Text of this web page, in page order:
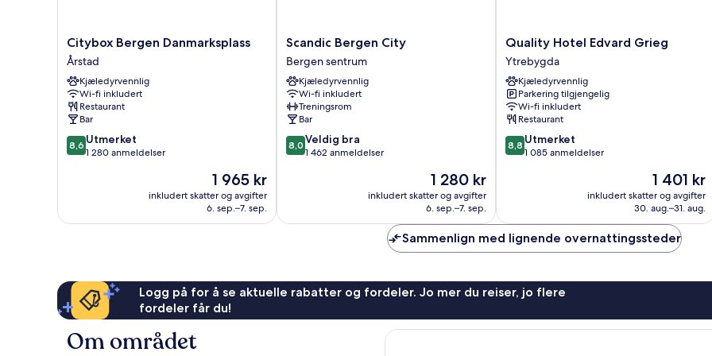
Citybox
Bergen
Danmarksplass
Årstad
Citybox Bergen Danmarksplass
Årstad
Kjæledyrvennlig
Wi-fi inkludert
Restaurant
Bar
8.6
av
8,6 Utmerket
1 280 anmeldelser
Prisen
er
1 965 kr
1 965 kr
inkludert skatter og avgifter
6. sep.–7. sep.
Scandic
Bergen
City
Bergen
sentrum
Scandic Bergen City
Bergen sentrum
Kjæledyrvennlig
Wi-fi inkludert
Treningsrom
Bar
8.0
av
anmeldelser
8,0 Veldig bra
1 462 anmeldelser
Prisen
er
1 280 kr
1 280 kr
inkludert skatter og avgifter
6. sep.–7. sep.
Quality
Hotel
Edvard
Grieg
Ytrebygda
Quality Hotel Edvard Grieg
Ytrebygda
Kjæledyrvennlig
Parkering tilgjengelig
Wi-fi inkludert
Restaurant
8.8
av
8,8 Utmerket
1 085 anmeldelser
Prisen
er
1 401 kr
1 401 kr
inkludert skatter og avgifter
30. aug.–31. aug.
Sammenlign med lignende overnattingssteder
Logg på for å se aktuelle rabatter og fordeler. Jo mer du reiser, jo flere
fordeler får du!
Om området